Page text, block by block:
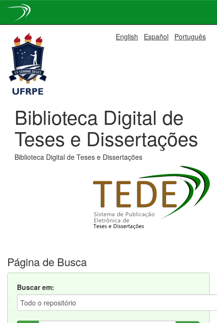
navigation
English Español Português
Biblioteca Digital de
Teses e Dissertações
Biblioteca Digital de Teses e Dissertações
Página de Busca
Buscar em: